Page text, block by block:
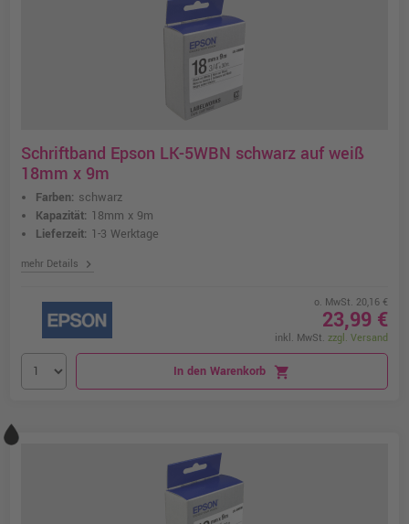
Schriftband Epson LK-5WBN schwarz auf weiß
18mm x 9m
Farben: schwarz
Kapazität: 18mm x 9m
Lieferzeit: 1-3 Werktage
mehr Details chevron_right
o. MwSt. 20,16 €
23,99 €
inkl. MwSt. zzgl. Versand
In den Warenkorb shopping_cart